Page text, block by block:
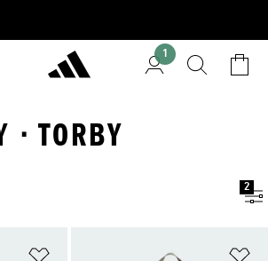
1
· TORBY
2
Dodaj do listy życzeń